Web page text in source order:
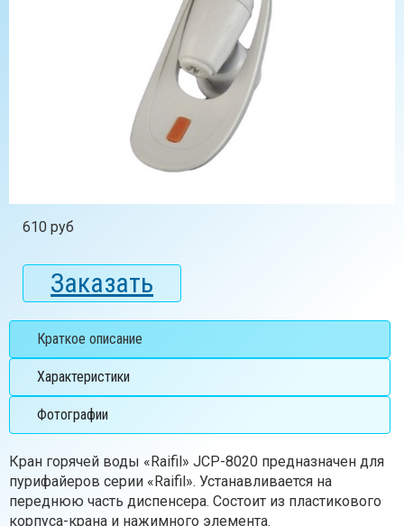
610 руб
Заказать
Краткое описание
Характеристики
Фотографии
Кран горячей воды «Raifil» JCP-8020 предназначен для
пурифайеров серии «Raifil». Устанавливается на
переднюю часть диспенсера. Состоит из пластикового
корпуса-крана и нажимного элемента.